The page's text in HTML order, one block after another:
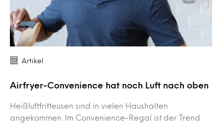
Artikel
Airfryer-Convenience hat noch Luft nach oben
Heißluftfritteusen sind in vielen Haushalten
angekommen. Im Convenience-Regal ist der Trend